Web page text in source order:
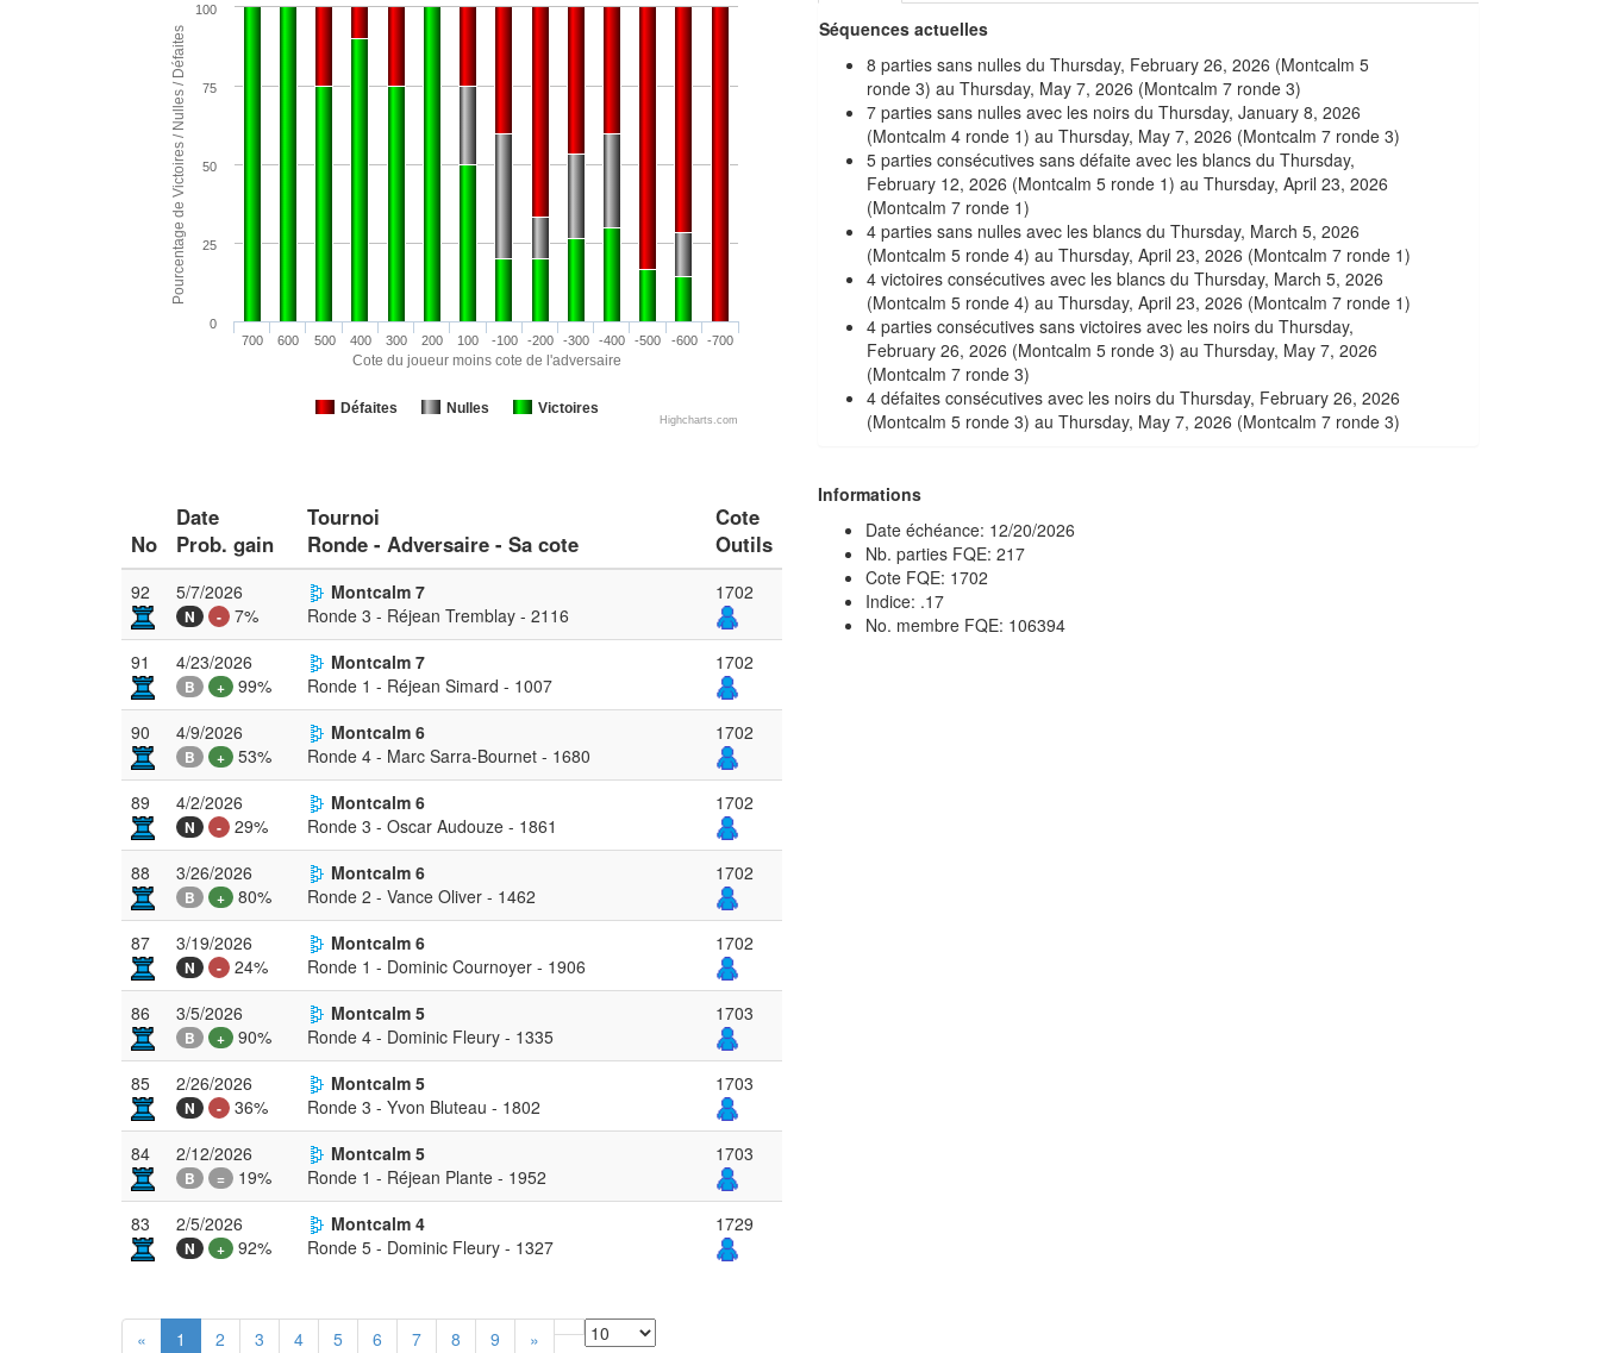
Cote du joueur moins cote de l'adversaire
Pourcentage de Victoires / Nulles / Défaites
Défaites Nulles Victoires
700 600 500 400 300 200 100 -100 -200 -300 -400 -500 -600 -700
0
100
25
50
75
Highcharts.com
Séquences actuelles
8 parties sans nulles du Thursday, February 26, 2026 (Montcalm 5
ronde 3) au Thursday, May 7, 2026 (Montcalm 7 ronde 3)
7 parties sans nulles avec les noirs du Thursday, January 8, 2026
(Montcalm 4 ronde 1) au Thursday, May 7, 2026 (Montcalm 7 ronde 3)
5 parties consécutives sans défaite avec les blancs du Thursday,
February 12, 2026 (Montcalm 5 ronde 1) au Thursday, April 23, 2026
(Montcalm 7 ronde 1)
4 parties sans nulles avec les blancs du Thursday, March 5, 2026
(Montcalm 5 ronde 4) au Thursday, April 23, 2026 (Montcalm 7 ronde 1)
4 victoires consécutives avec les blancs du Thursday, March 5, 2026
(Montcalm 5 ronde 4) au Thursday, April 23, 2026 (Montcalm 7 ronde 1)
4 parties consécutives sans victoires avec les noirs du Thursday,
February 26, 2026 (Montcalm 5 ronde 3) au Thursday, May 7, 2026
(Montcalm 7 ronde 3)
4 défaites consécutives avec les noirs du Thursday, February 26, 2026
(Montcalm 5 ronde 3) au Thursday, May 7, 2026 (Montcalm 7 ronde 3)
No
Date
Prob. gain
Tournoi
Ronde - Adversaire - Sa cote
Cote
Outils
92 5/7/2026
N - 7%
Montcalm 7
Ronde 3 - Réjean Tremblay - 2116
1702
91 4/23/2026
B + 99%
Montcalm 7
Ronde 1 - Réjean Simard - 1007
1702
90 4/9/2026
B + 53%
Montcalm 6
Ronde 4 - Marc Sarra-Bournet - 1680
1702
89 4/2/2026
N - 29%
Montcalm 6
Ronde 3 - Oscar Audouze - 1861
1702
88 3/26/2026
B + 80%
Montcalm 6
Ronde 2 - Vance Oliver - 1462
1702
87 3/19/2026
N - 24%
Montcalm 6
Ronde 1 - Dominic Cournoyer - 1906
1702
86 3/5/2026
B + 90%
Montcalm 5
Ronde 4 - Dominic Fleury - 1335
1703
85 2/26/2026
N - 36%
Montcalm 5
Ronde 3 - Yvon Bluteau - 1802
1703
84 2/12/2026
B = 19%
Montcalm 5
Ronde 1 - Réjean Plante - 1952
1703
83 2/5/2026
N + 92%
Montcalm 4
Ronde 5 - Dominic Fleury - 1327
1729
« 1 2 3 4 5 6 7 8 9 »
Informations
Date échéance: 12/20/2026
Nb. parties FQE: 217
Cote FQE: 1702
Indice: .17
No. membre FQE: 106394